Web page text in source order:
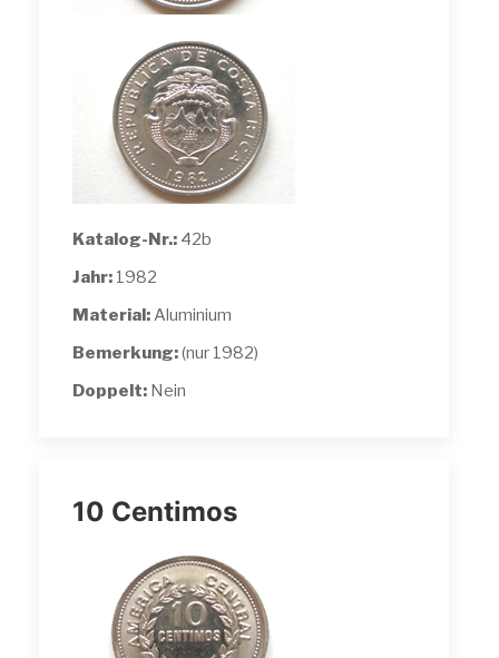
Katalog-Nr.: 42b
Jahr: 1982
Material:Aluminium
Bemerkung:(nur 1982)
Doppelt: Nein
10 Centimos